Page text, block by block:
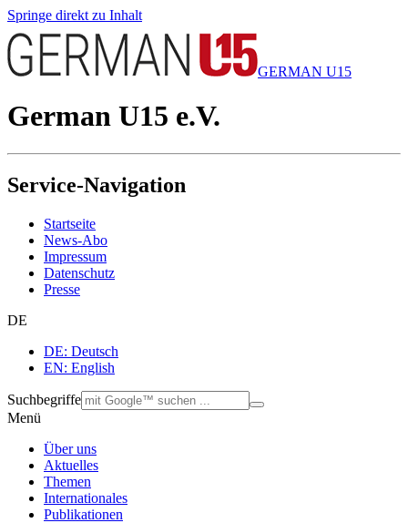
Springe direkt zu Inhalt
GERMAN U15
German U15 e.V.
Service-Navigation
Startseite
News-Abo
Impressum
Datenschutz
Presse
DE
DE: Deutsch
EN: English
Suchbegriffe
Menü
Über uns
Aktuelles
Themen
Internationales
Publikationen